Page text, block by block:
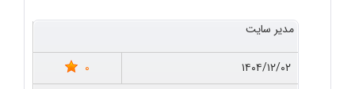
مدیر سایت
۱۴۰۴/۱۲/۰۲
0